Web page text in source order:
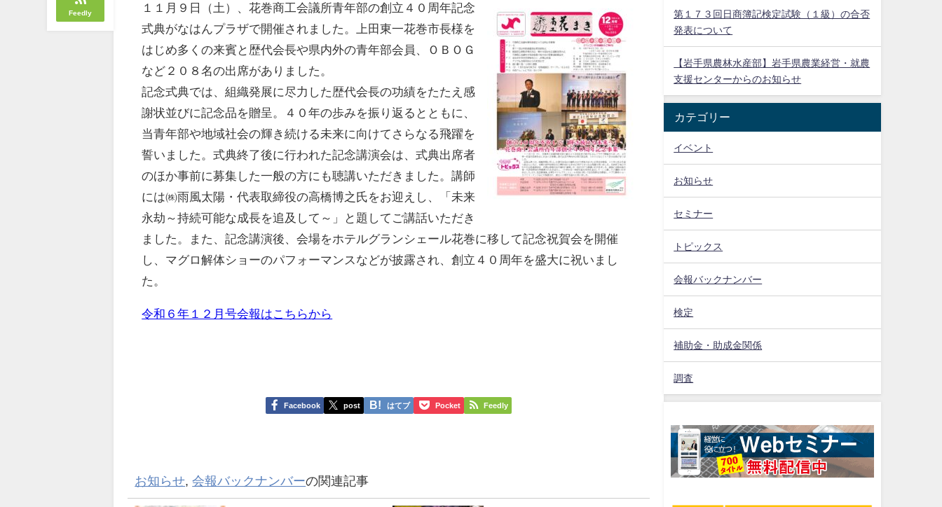
Feedly
１１月９日（土）、花巻商工会議所青年部の創立４０周年記念
式典がなはんプラザで開催されました。上田東一花巻市長様を
はじめ多くの来賓と歴代会長や県内外の青年部会員、ＯＢＯＧ
など２０８名の出席がありました。
記念式典では、組織発展に尽力した歴代会長の功績をたたえ感
謝状並びに記念品を贈呈。４０年の歩みを振り返るとともに、
当青年部や地域社会の輝き続ける未来に向けてさらなる飛躍を
誓いました。式典終了後に行われた記念講演会は、式典出席者
のほか事前に募集した一般の方にも聴講いただきました。講師
には㈱雨風太陽・代表取締役の高橋博之氏をお迎えし、「未来
永劫～持続可能な成長を追及して～」と題してご講話いただき
ました。また、記念講演後、会場をホテルグランシェール花巻に移して記念祝賀会を開催
し、マグロ解体ショーのパフォーマンスなどが披露され、創立４０周年を盛大に祝いまし
た。
令和６年１２月号会報はこちらから
Facebook post はてブ Pocket Feedly
お知らせ,会報バックナンバーの関連記事
第１７３回日商簿記検定試験（１級）の合否
発表について
【岩手県農林水産部】岩手県農業経営・就農
支援センターからのお知らせ
カテゴリー
イベント
お知らせ
セミナー
トピックス
会報バックナンバー
検定
補助金・助成金関係
調査